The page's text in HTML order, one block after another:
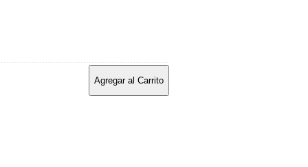
Agregar al Carrito